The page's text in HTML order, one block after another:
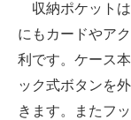
収納ポケットは
にもカードやア
利です。ケース
ック式ボタンを
きます。またフ